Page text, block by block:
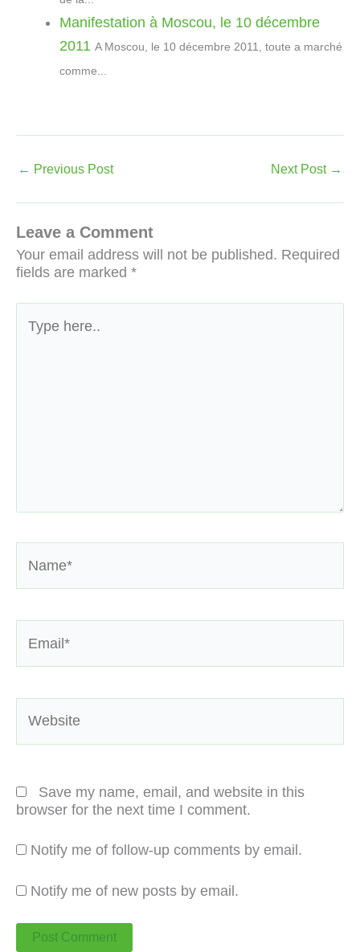
Manifestation à Moscou, le 10 décembre
2011 A Moscou, le 10 décembre 2011, toute a marché
comme...
← Previous Post Next Post →
Leave a Comment
Your email address will not be published. Required
fields are marked *
here..
Save my name, email, and website in this
browser for the next time I comment.
Notify me of follow-up comments by email.
Notify me of new posts by email.